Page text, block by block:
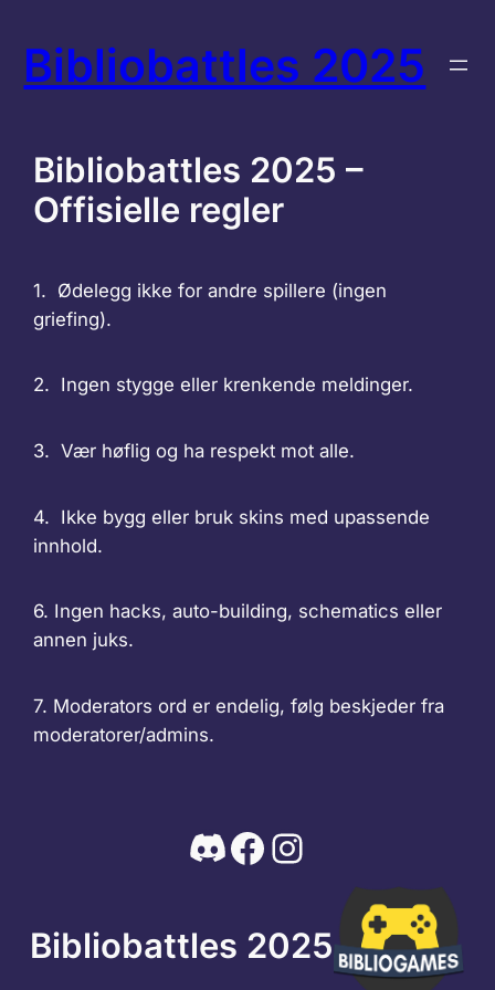
content
Bibliobattles 2025
Bibliobattles 2025 –
Offisielle regler
1. Ødelegg ikke for andre spillere (ingen
griefing).
2. Ingen stygge eller krenkende meldinger.
3. Vær høflig og ha respekt mot alle.
4. Ikke bygg eller bruk skins med upassende
innhold.
6. Ingen hacks, auto-building, schematics eller
annen juks.
7. Moderators ord er endelig, følg beskjeder fra
moderatorer/admins.
Discord
Facebook
Instagram
Bibliobattles 2025